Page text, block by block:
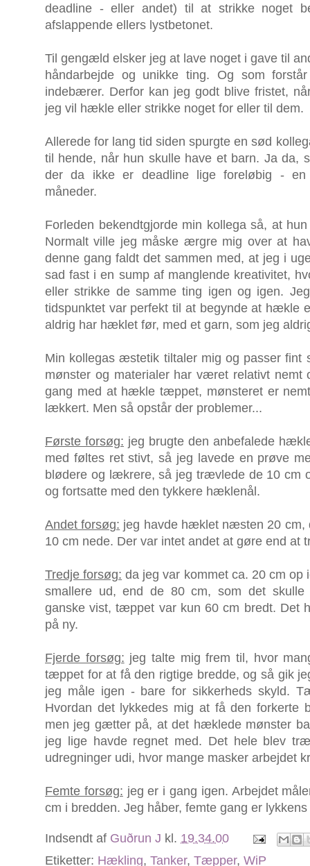
deadline - eller andet) til at strikke noget
afslappende ellers lystbetonet.
Til gengæld elsker jeg at lave noget i gave til
håndarbejde og unikke ting. Og som
indebærer. Derfor kan jeg godt blive fristet,
jeg vil hækle eller strikke noget for eller til dem.
Allerede for lang tid siden spurgte en sød
til hende, når hun skulle have et barn. Ja da,
der da ikke er deadline lige foreløbig - en
måneder.
Forleden bekendtgjorde min kollega så, at
Normalt ville jeg måske ærgre mig over at
denne gang faldt det sammen med, at jeg i
sad fast i en sump af manglende kreativitet,
eller strikke de samme ting igen og igen.
tidspunktet var perfekt til at begynde at hækle
aldrig har hæklet før, med et garn, som jeg
Min kollegas æstetik tiltaler mig og passer fint
mønster og materialer har været relativt
gang med at hækle tæppet, mønsteret er
lækkert. Men så opstår der problemer...
Første forsøg: jeg brugte den anbefalede
med føltes ret stivt, så jeg lavede en prøve
blødere og lækrere, så jeg trævlede de 10 cm
og fortsatte med den tykkere hæklenål.
Andet forsøg: jeg havde hæklet næsten 20 cm,
10 cm nede. Der var intet andet at gøre end
Tredje forsøg: da jeg var kommet ca. 20 cm
smallere ud, end de 80 cm, som det
ganske vist, tæppet var kun 60 cm bredt. Det
på ny.
Fjerde forsøg: jeg talte mig frem til, hvor
tæppet for at få den rigtige bredde, og så gik
jeg måle igen - bare for sikkerheds skyld.
Hvordan det lykkedes mig at få den forkerte
men jeg gætter på, at det hæklede mønster
jeg lige havde regnet med. Det hele blev
udregninger udi, hvor mange masker arbejdet
Femte forsøg: jeg er i gang igen. Arbejdet
cm i bredden. Jeg håber, femte gang er
Indsendt af Guðrun J kl. 19.34.00
Etiketter: Hækling, Tanker, Tæpper, WiP